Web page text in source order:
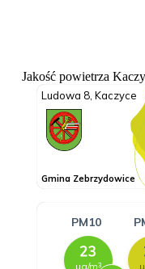
Jakość powietrza